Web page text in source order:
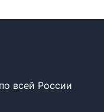
всей России